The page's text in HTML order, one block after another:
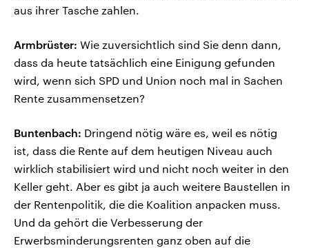
aus ihrer Tasche zahlen.
Armbrüster: Wie zuversichtlich sind Sie denn dann,
dass da heute tatsächlich eine Einigung gefunden
wird, wenn sich SPD und Union noch mal in Sachen
Rente zusammensetzen?
Buntenbach: Dringend nötig wäre es, weil es nötig
ist, dass die Rente auf dem heutigen Niveau auch
wirklich stabilisiert wird und nicht noch weiter in den
Keller geht. Aber es gibt ja auch weitere Baustellen in
der Rentenpolitik, die die Koalition anpacken muss.
Und da gehört die Verbesserung der
Erwerbsminderungsrenten ganz oben auf die